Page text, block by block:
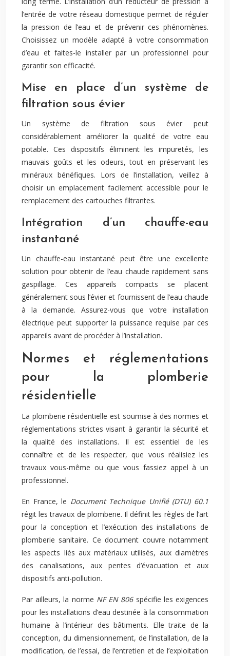
l’entrée de votre réseau domestique permet de réguler
la pression de l’eau et de prévenir ces phénomènes.
Choisissez un modèle adapté à votre consommation
d’eau et faites-le installer par un professionnel pour
garantir son efficacité.
Mise en place d’un système de
filtration sous évier
Un système de filtration sous évier peut
considérablement améliorer la qualité de votre eau
potable. Ces dispositifs éliminent les impuretés, les
mauvais goûts et les odeurs, tout en préservant les
minéraux bénéfiques. Lors de l’installation, veillez à
choisir un emplacement facilement accessible pour le
remplacement des cartouches filtrantes.
Intégration d’un chauffe-eau
instantané
Un chauffe-eau instantané peut être une excellente
solution pour obtenir de l’eau chaude rapidement sans
gaspillage. Ces appareils compacts se placent
généralement sous l’évier et fournissent de l’eau chaude
à la demande. Assurez-vous que votre installation
électrique peut supporter la puissance requise par ces
appareils avant de procéder à l’installation.
Normes et réglementations
pour la plomberie
résidentielle
La plomberie résidentielle est soumise à des normes et
réglementations strictes visant à garantir la sécurité et
la qualité des installations. Il est essentiel de les
connaître et de les respecter, que vous réalisiez les
travaux vous-même ou que vous fassiez appel à un
professionnel.
En France, le Document Technique Unifié (DTU) 60.1
régit les travaux de plomberie. Il définit les règles de l’art
pour la conception et l’exécution des installations de
plomberie sanitaire. Ce document couvre notamment
les aspects liés aux matériaux utilisés, aux diamètres
des canalisations, aux pentes d’évacuation et aux
dispositifs anti-pollution.
Par ailleurs, la norme NF EN 806 spécifie les exigences
pour les installations d’eau destinée à la consommation
humaine à l’intérieur des bâtiments. Elle traite de la
conception, du dimensionnement, de l’installation, de la
modification, de l’essai, de l’entretien et de l’exploitation